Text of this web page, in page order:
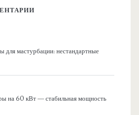
для мастурбации: нестандартные
на 60 кВт — стабильная мощность